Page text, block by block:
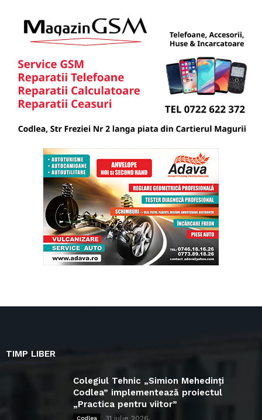
TIMP LIBER
Colegiul Tehnic „Simion Mehedinți
Codlea” implementează proiectul
„Practica pentru viitor”
Codlea 31 iulie 2026